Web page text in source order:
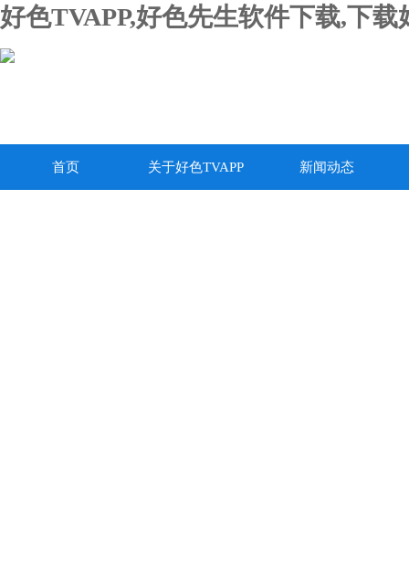
好色TVAPP,好色先生软件下载,下
首页 关于好色TVAPP 新闻动态